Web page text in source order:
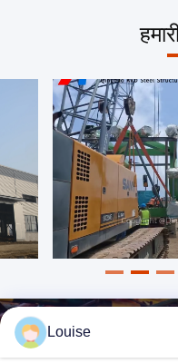
सेक्शन इस्पात। 2दूसरा फार्म:
गैल्वनाइजेशन पुलिना, छत और
3छतः रंग-लेपित तरंगदार स्टील
शीट + ईवीए + स्टील जाल। 4.
दीवारः बाहरी और आंतरिक रंग-
लेपित तरंगदार स्टील शीट के साथ
फाइबर ग्लास ऊन इन्सुलेशन और
ग्लास पर्दा दीवार के रूप में सजावट।
KXD STEEL आपकी अगली
बड़ी परियोजना का समर्थन कैसे कर
सकता है, इसके बारे में अधिक
जानने के लिए, आज ही हमसे संपर्क
करें। एंडी यूहमें +86 138 5323
3236 पर व्हाट्सएप करेंहमें ईमेल
करेंः
Louise